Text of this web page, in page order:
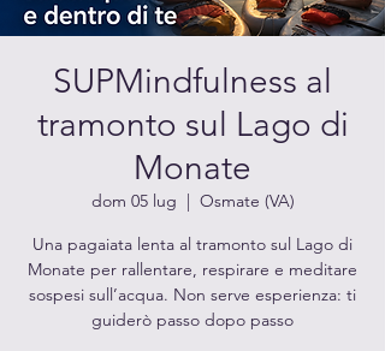
SUPMindfulness al
tramonto sul Lago di
Monate
dom 05 lug
  |
Osmate (VA)
Una pagaiata lenta al tramonto sul Lago di
Monate per rallentare, respirare e meditare
sospesi sull’acqua. Non serve esperienza: ti
guiderò passo dopo passo